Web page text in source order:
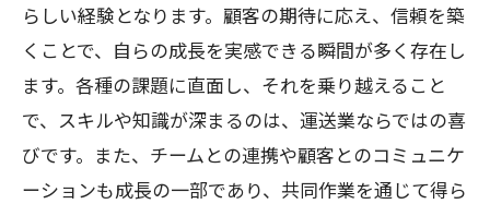
らしい経験となります。顧客の期待に応え、信頼を築
くことで、自らの成長を実感できる瞬間が多く存在し
ます。各種の課題に直面し、それを乗り越えること
で、スキルや知識が深まるのは、運送業ならではの喜
びです。また、チームとの連携や顧客とのコミュニケ
ーションも成長の一部であり、共同作業を通じて得ら